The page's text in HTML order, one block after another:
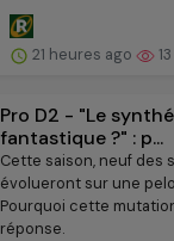
21 heures ago 13
Pro D2 - "Le
fantastique ?" : p...
Cette saison, neuf des
évolueront sur une
Pourquoi cette
réponse.